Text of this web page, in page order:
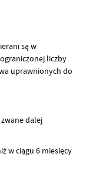
są w
liczby
uprawnionych do
zwane dalej
w ciągu 6 miesięcy